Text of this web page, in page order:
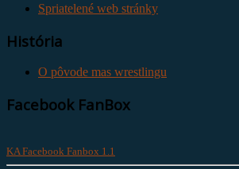
Spriatelené web stránky
História
O pôvode mas wrestlingu
Facebook FanBox
KA Facebook Fanbox 1.1